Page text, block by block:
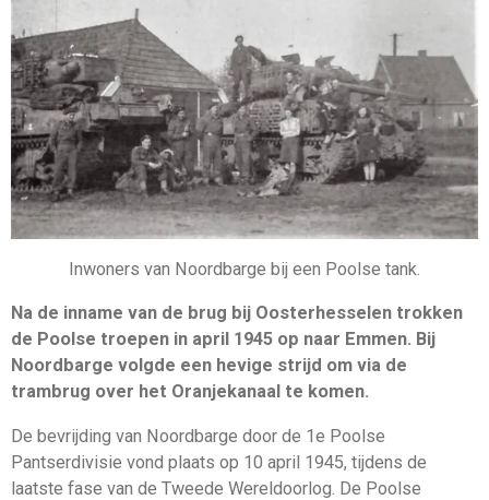
Inwoners van Noordbarge bij een Poolse tank.
Na de inname van de brug bij Oosterhesselen trokken
de Poolse troepen in april 1945 op naar Emmen. Bij
Noordbarge volgde een hevige strijd om via de
trambrug over het Oranjekanaal te komen.
De bevrijding van Noordbarge door de 1e Poolse
Pantserdivisie vond plaats op 10 april 1945, tijdens de
laatste fase van de Tweede Wereldoorlog. De Poolse